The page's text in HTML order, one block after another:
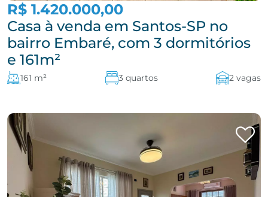
R$ 1.420.000,00
Casa à venda em Santos-SP no
bairro Embaré, com 3 dormitórios
e 161m²
161 m² 3 quartos 2 vagas